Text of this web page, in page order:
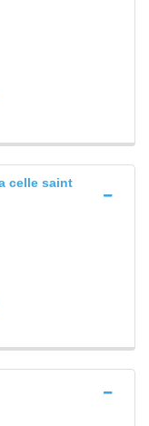
celle saint